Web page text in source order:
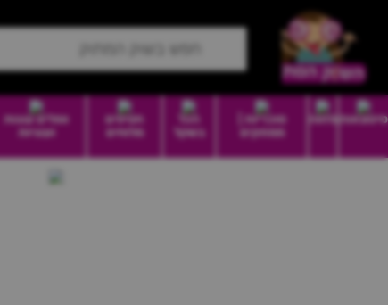
סיטונאותמזווה
סוכריות |
ממתקים
הכל
בשקל
חטיפים
מלוחים
וופלים עוגות
ועוגיות